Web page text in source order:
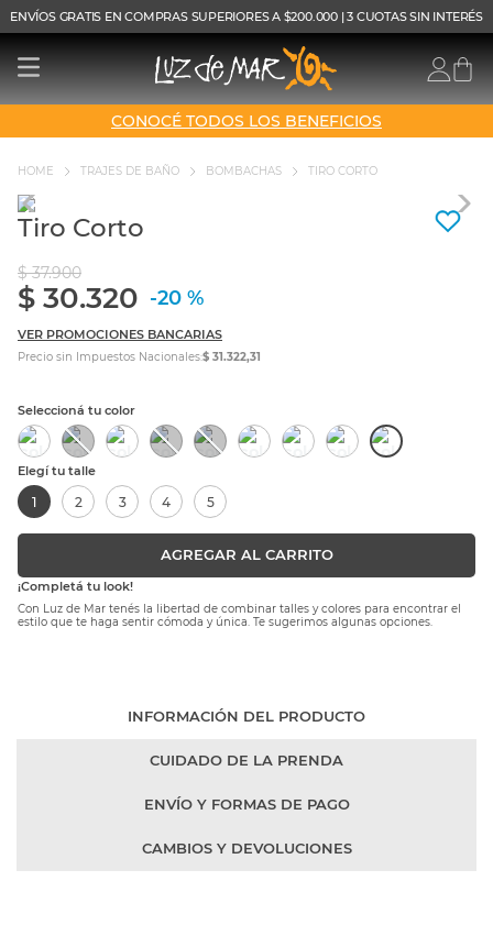
ENVÍOS GRATIS EN COMPRAS SUPERIORES A $200.000 | 3 CUOTAS SIN INTERÉS
CONOCÉ TODOS LOS BENEFICIOS
TRAJES DE BAÑO BOMBACHAS TIRO CORTO
Tiro Corto
$ 37.900
$ 30.320 -20 %
VER PROMOCIONES BANCARIAS
Precio sin Impuestos Nacionales:$ 31.322,31
1 2 3 4 5
AGREGAR AL CARRITO
¡Completá tu look!
Con Luz de Mar tenés la libertad de combinar talles y colores para encontrar el
estilo que te haga sentir cómoda y única. Te sugerimos algunas opciones.
INFORMACIÓN DEL PRODUCTO
CUIDADO DE LA PRENDA
ENVÍO Y FORMAS DE PAGO
CAMBIOS Y DEVOLUCIONES